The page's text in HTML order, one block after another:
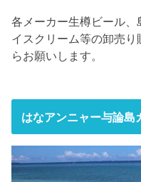
各メーカー生樽ビール
イスクリーム等の卸売
らお願いします。
はなアンニャー与論島